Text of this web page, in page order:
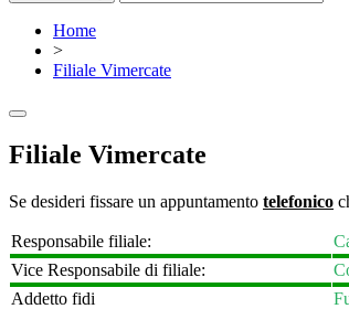
Home
>
Filiale Vimercate
Filiale Vimercate
Se desideri fissare un appuntamento telefonico
Responsabile filiale:
Vice Responsabile di filiale:
Addetto fidi